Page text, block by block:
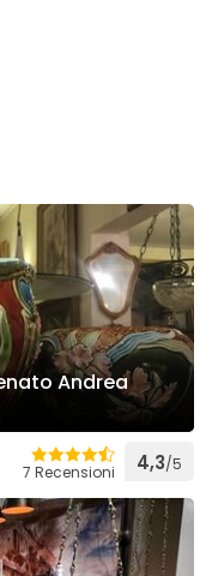
Andrea
7 Recensioni 4,3/5